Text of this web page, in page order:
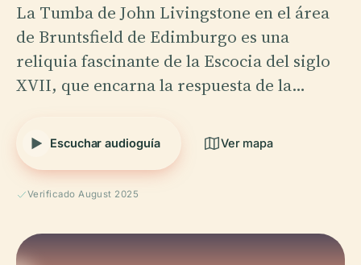
La Tumba de John Livingstone en el área
de Bruntsfield de Edimburgo es una
reliquia fascinante de la Escocia del siglo
XVII, que encarna la respuesta de la…
Escuchar audioguía Ver mapa
Verificado August 2025